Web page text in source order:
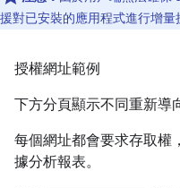
援對已安裝的應用程式進行增量
授權網址範例
下方分頁顯示不同重新導
每個網址都會要求存取權
據分析報表。